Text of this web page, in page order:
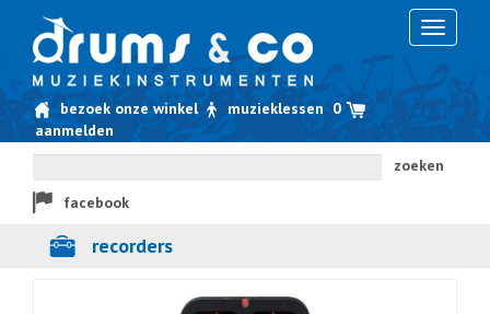
Toggle
bezoek onze winkel muzieklessen 0
aanmelden
zoeken
facebook
recorders